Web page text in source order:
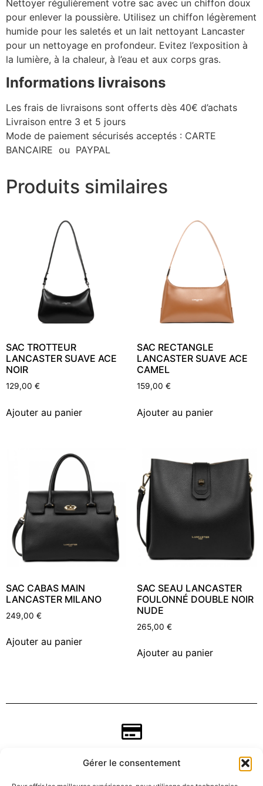
Gérer le consentement
Nettoyer régulièrement votre sac avec un chiffon doux
pour enlever la poussière. Utilisez un chiffon légèrement
humide pour les saletés et un lait nettoyant Lancaster
pour un nettoyage en profondeur. Evitez l’exposition à
la lumière, à la chaleur, à l’eau et aux corps gras.
Informations livraisons
Les frais de livraisons sont offerts dès 40€ d’achats
Livraison entre 3 et 5 jours
Mode de paiement sécurisés acceptés : CARTE
BANCAIRE ou PAYPAL
Produits similaires
SAC TROTTEUR
LANCASTER SUAVE ACE
NOIR
129,00 €
Ajouter au panier
SAC RECTANGLE
LANCASTER SUAVE ACE
CAMEL
159,00 €
Ajouter au panier
SAC CABAS MAIN
LANCASTER MILANO
249,00 €
Ajouter au panier
SAC SEAU LANCASTER
FOULONNÉ DOUBLE NOIR
NUDE
265,00 €
Ajouter au panier